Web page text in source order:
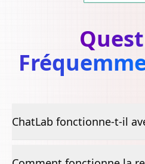
ChatLab fonctionne-t-il